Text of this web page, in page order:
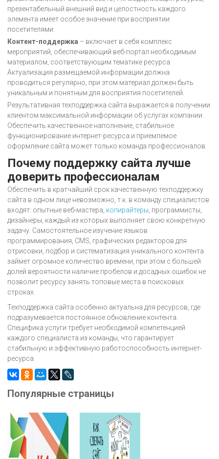
презентабельный внешний вид и целостность каждого
элемента имеет особое значение при восприятии
посетителями.
Контент-поддержка – включает в себя комплекс
мероприятий, обеспечивающий веб-портал необходимым
материалом, соответствующим тематике ресурса.
Актуализация размещаемой информации должна
проводиться регулярно, при этом материал должен быть
уникальным и понятным для восприятия посетителей.
Результативная техподдержка сайта выражается в получении
клиентом максимальной информации об услугах компании.
Обеспечить качественное наполнение, стабильное
функционирование интернет-ресурса и приемлемое
оформление сайта может только команда профессионалов.
Почему поддержку сайта лучше
доверить профессионалам
Обеспечить в кратчайший срок качественную техподдержку
сайта в одном лице невозможно, т.к. в команду специалистов
входят: опытные веб-мастера, копирайтеры, программисты,
дизайнеры, каждый из которых выполняет свою конкретную
задачу. Самостоятельное изучение языков
программирования, CMS, графических редакторов для
отрисовки, подбор и систематизация уникального контента
займет огромное количество времени, при этом с большей
долей вероятности наличие пробелов и досадных ошибок не
позволит ресурсу занять топовые места в поисковых
строках.
Техподдержка сайта особенно актуальна для ресурсов, где
подразумевается постоянное обновление контента.
Специфика услуги требует необходимой компетенцией
каждого специалиста из команды, что гарантирует
стабильную и эффективную работоспособность интернет-
ресурса.
Популярные страницы